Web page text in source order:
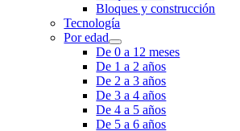
Bloques y construcción
Tecnología
Por edad
De 0 a 12 meses
De 1 a 2 años
De 2 a 3 años
De 3 a 4 años
De 4 a 5 años
De 5 a 6 años